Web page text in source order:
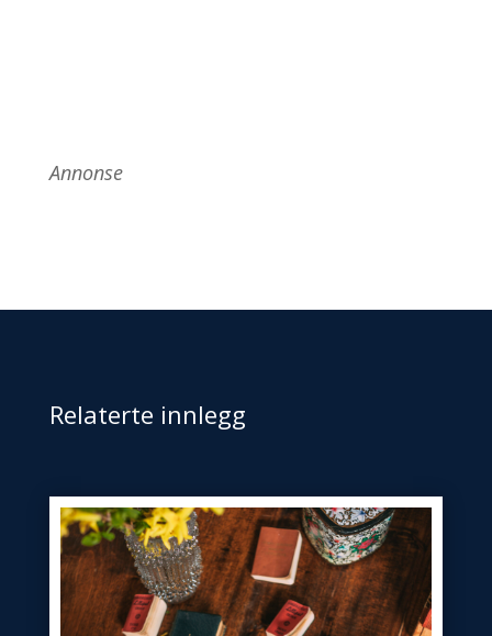
Annonse
Relaterte innlegg